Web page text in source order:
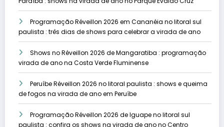
Programação Réveillon 2026 em Cananéia no litoral sul
paulista : três dias de shows para celebrar a virada de ano
Shows no Réveillon 2026 de Mangaratiba : programação
virada de ano na Costa Verde Fluminense
Peruíbe Réveillon 2026 no litoral paulista : shows e queima
de fogos na virada de ano em Peruíbe
Programação Réveillon 2026 de Iguape no litoral sul
paulista : confira os shows na virada de ano no Centro